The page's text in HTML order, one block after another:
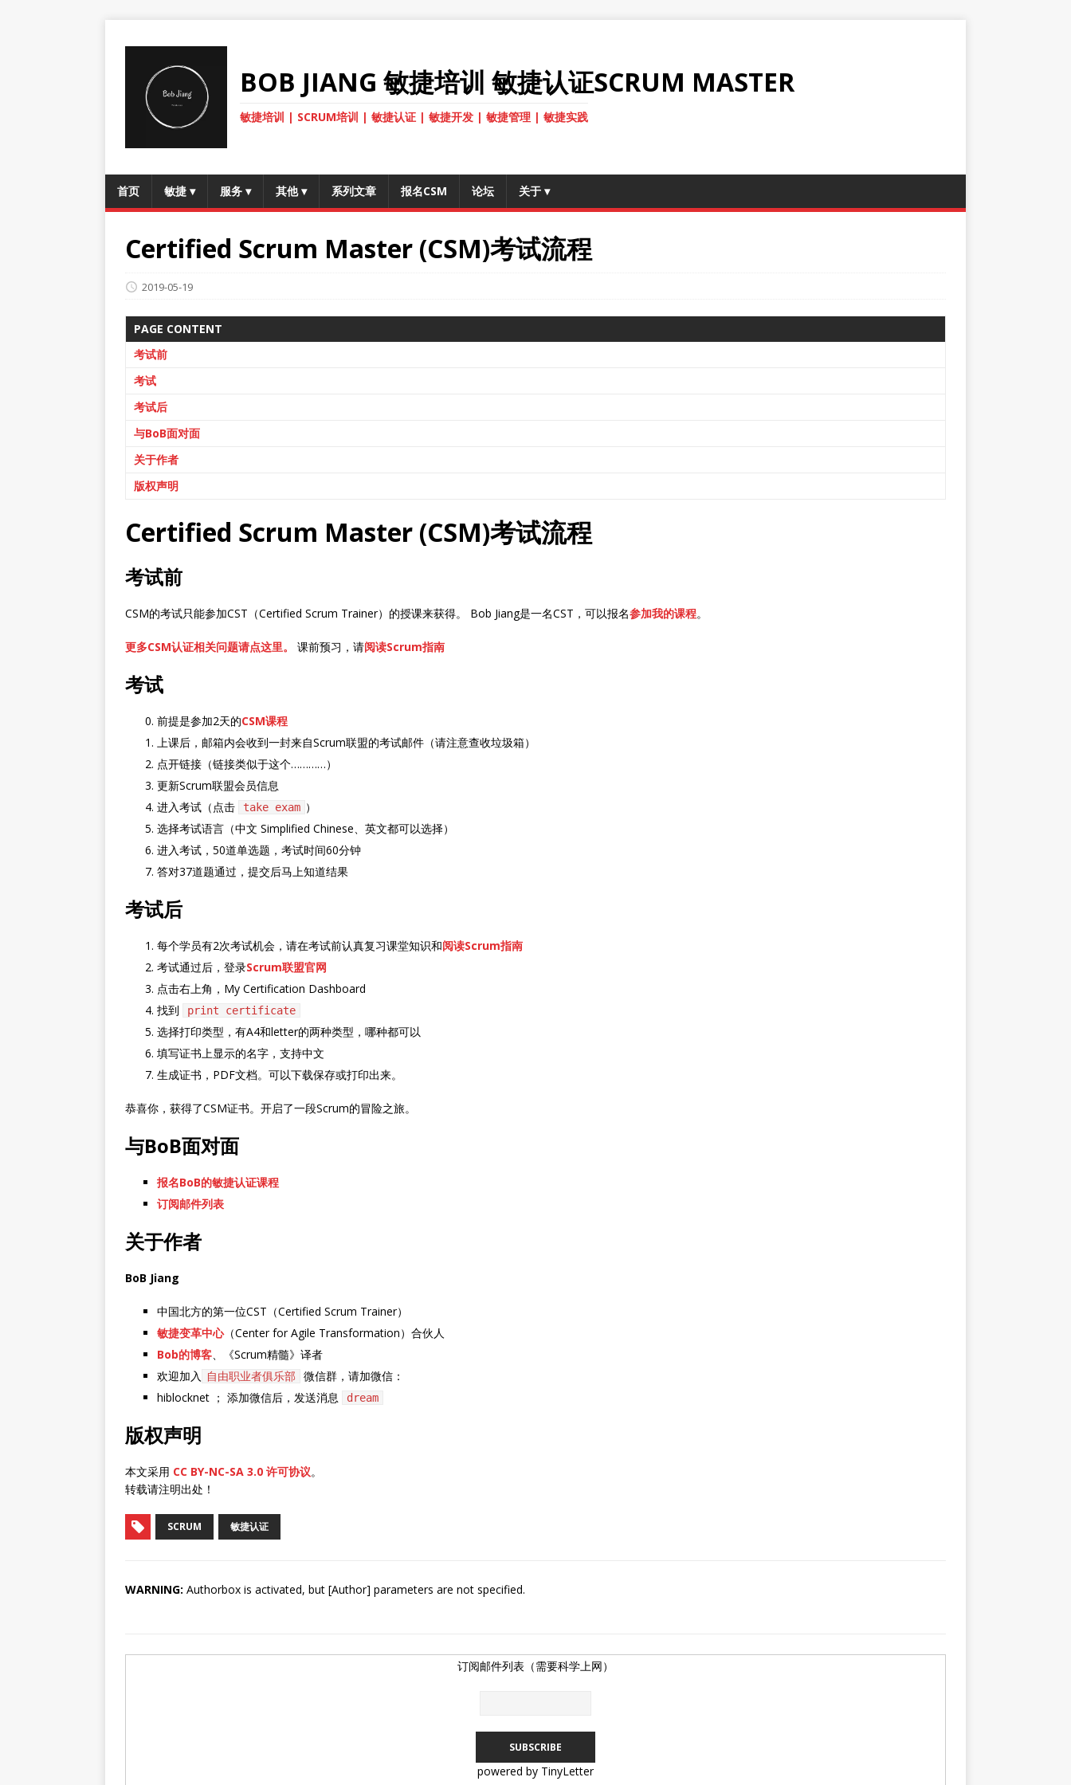
BOB JIANG 敏捷培训 敏捷认证SCRUM MASTER
敏捷培训 | SCRUM培训 | 敏捷认证 | 敏捷开发 | 敏捷管理 | 敏捷实践
首页 敏捷 ▾ 服务 ▾ 其他 ▾ 系列文章 报名CSM 论坛 关于 ▾
Certified Scrum Master (CSM)考试流程
2019-05-19
PAGE CONTENT
考试前
考试
考试后
与BoB面对面
关于作者
版权声明
Certified Scrum Master (CSM)考试流程
考试前
CSM的考试只能参加CST（Certified Scrum Trainer）的授课来获得。 Bob Jiang是一名CST，可以报名参加我的课程。
更多CSM认证相关问题请点这里。 课前预习，请阅读Scrum指南
考试
前提是参加2天的CSM课程
上课后，邮箱内会收到一封来自Scrum联盟的考试邮件（请注意查收垃圾箱）
点开链接（链接类似于这个…………）
更新Scrum联盟会员信息
进入考试（点击
take exam ）
选择考试语言（中文 Simplified Chinese、英文都可以选择）
进入考试，50道单选题，考试时间60分钟
答对37道题通过，提交后马上知道结果
考试后
每个学员有2次考试机会，请在考试前认真复习课堂知识和阅读Scrum指南
考试通过后，登录Scrum联盟官网
点击右上角，My Certification Dashboard
找到
print certificate
选择打印类型，有A4和letter的两种类型，哪种都可以
填写证书上显示的名字，支持中文
生成证书，PDF文档。可以下载保存或打印出来。
恭喜你，获得了CSM证书。开启了一段Scrum的冒险之旅。
与BoB面对面
报名BoB的敏捷认证课程
订阅邮件列表
关于作者
BoB Jiang
中国北方的第一位CST（Certified Scrum Trainer）
敏捷变革中心（Center for Agile Transformation）合伙人
Bob的博客 、《Scrum精髓》译者
欢迎加入
自由职业者俱乐部
微信群，请加微信：
hiblocknet ； 添加微信后，发送消息
dream
版权声明
本文采用 CC BY-NC-SA 3.0 许可协议。
转载请注明出处！
SCRUM 敏捷认证
WARNING: Authorbox is activated, but [Author] parameters are not specified.
订阅邮件列表（需要科学上网）
powered by TinyLetter